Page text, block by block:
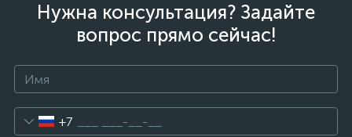
Нужна консультация? Задайте
вопрос прямо сейчас!
+7